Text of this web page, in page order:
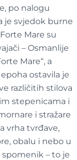
po nalogu
je svjedok burne
Mare su
– Osmanlije
Mare“, a
ostavila je
različitih stilova
stepenicama i
i stražare
vrha tvrđave,
obalu i nebo u
– to je